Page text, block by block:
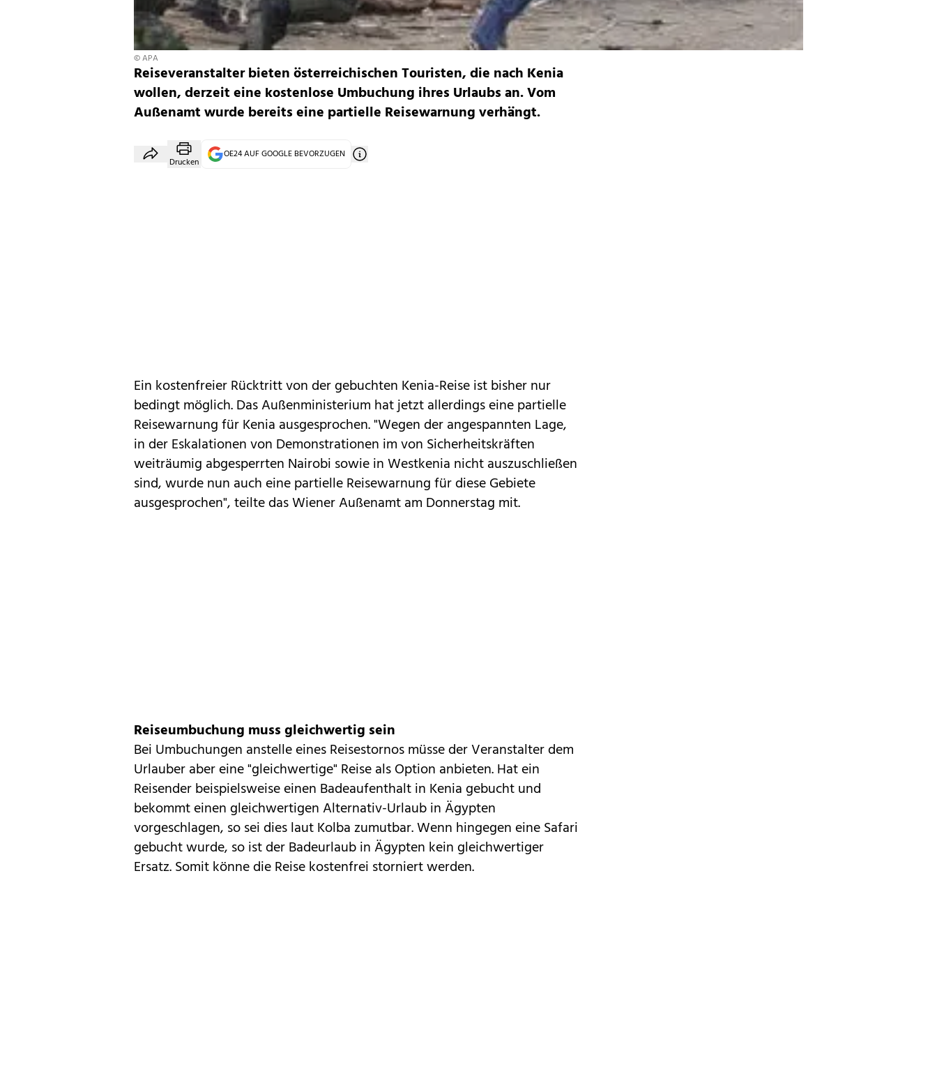
© APA
Reiseveranstalter bieten österreichischen Touristen, die nach Kenia
wollen, derzeit eine kostenlose Umbuchung ihres Urlaubs an. Vom
Außenamt wurde bereits eine partielle Reisewarnung verhängt.
Drucken
OE24 AUF GOOGLE BEVORZUGEN
Ein kostenfreier Rücktritt von der gebuchten Kenia-Reise ist bisher nur
bedingt möglich. Das Außenministerium hat jetzt allerdings eine partielle
Reisewarnung für Kenia ausgesprochen. "Wegen der angespannten Lage,
in der Eskalationen von Demonstrationen im von Sicherheitskräften
weiträumig abgesperrten Nairobi sowie in Westkenia nicht auszuschließen
sind, wurde nun auch eine partielle Reisewarnung für diese Gebiete
ausgesprochen", teilte das Wiener Außenamt am Donnerstag mit.
Reiseumbuchung muss gleichwertig sein
Bei Umbuchungen anstelle eines Reisestornos müsse der Veranstalter dem
Urlauber aber eine "gleichwertige" Reise als Option anbieten. Hat ein
Reisender beispielsweise einen Badeaufenthalt in Kenia gebucht und
bekommt einen gleichwertigen Alternativ-Urlaub in Ägypten
vorgeschlagen, so sei dies laut Kolba zumutbar. Wenn hingegen eine Safari
gebucht wurde, so ist der Badeurlaub in Ägypten kein gleichwertiger
Ersatz. Somit könne die Reise kostenfrei storniert werden.